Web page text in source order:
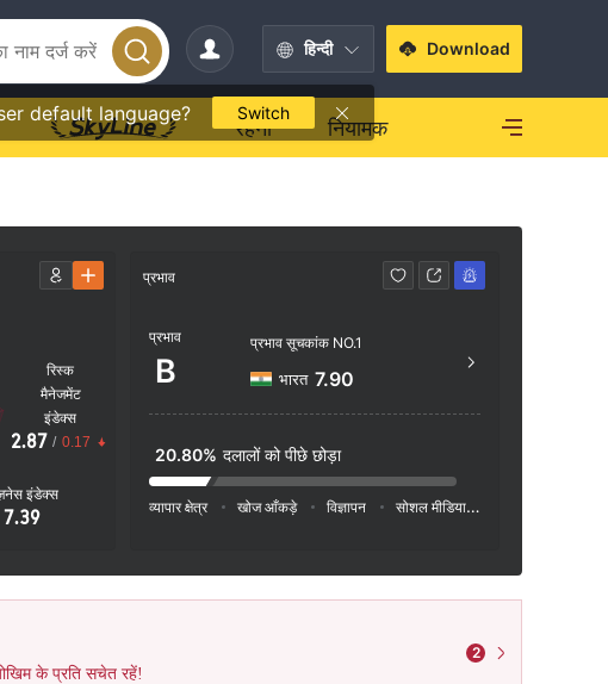
हिन्दी
default language? Switch
Download
रहना नियामक
इंडेक्स
7.39
रिस्क
मैनेजमेंट
इंडेक्स
2.87 / 0.17
प्रभाव
प्रभाव
B
प्रभाव सूचकांक NO.1
भारत 7.90
20.80% दलालों को पीछे छोड़ा
व्यापार क्षेत्र खोज आँकड़े विज्ञापन सोशल मीडिया इंडेक्स
के प्रति सचेत रहें!
2